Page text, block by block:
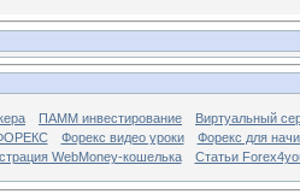
ПАММ инвестирование
Виртуальный
Форекс видео уроки
Форекс для
WebMoney-кошелька
Статьи